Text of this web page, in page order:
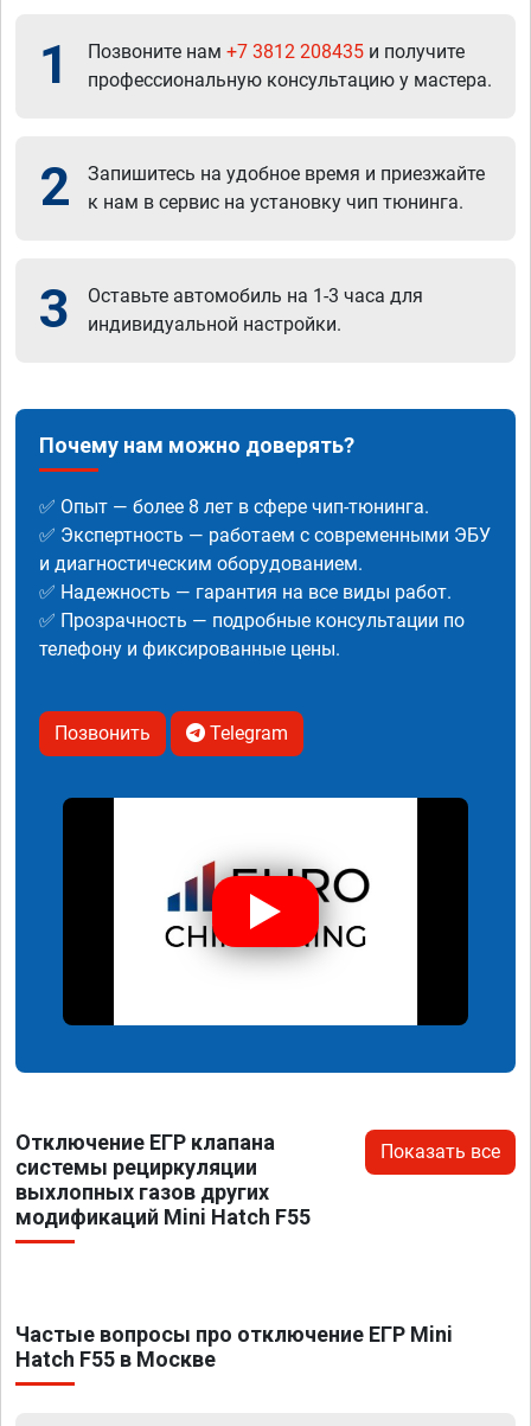
1 Позвоните нам +7 3812 208435 и получите
профессиональную консультацию у мастера.
2
Запишитесь на удобное время и приезжайте
к нам в сервис на установку чип тюнинга.
3
Оставьте автомобиль на 1-3 часа для
индивидуальной настройки.
Почему нам можно доверять?
✅ Опыт — более 8 лет в сфере чип-тюнинга.
✅ Экспертность — работаем с современными ЭБУ
и диагностическим оборудованием.
✅ Надежность — гарантия на все виды работ.
✅ Прозрачность — подробные консультации по
телефону и фиксированные цены.
Позвонить Telegram
Отключение ЕГР клапана
системы рециркуляции
выхлопных газов других
модификаций Mini Hatch F55
Показать все
Частые вопросы про отключение ЕГР Mini
Hatch F55 в Москве